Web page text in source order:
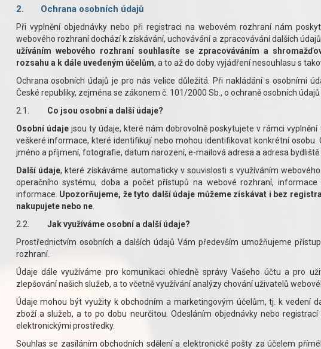
2. Ochrana osobních údajů
Při vyplnění objednávky nebo při registraci na webovém rozhraní nám
webového rozhraní dochází k získávání, uchovávání a zpracovávání dalších
užíváním webového rozhraní souhlasíte se zpracováváním a
rozsahu a k dále uvedeným účelům, a to až do doby vyjádření nesouhlasu s
Ochrana osobních údajů je pro nás velice důležitá. Při nakládání s osobními
České republiky, zejména se zákonem č. 101/2000 Sb., o ochraně osobních údajů
2.1. Co jsou osobní a další údaje?
Osobní údajejsou ty údaje, které nám dobrovolně poskytujete v rámci
veškeré informace, které identifikují nebo mohou identifikovat konkrétní osobu.
jméno a příjmení, fotografie, datum narození, e-mailová adresa a adresa bydliště
Další údaje, které získáváme automaticky v souvislosti s využíváním
operačního systému, doba a počet přístupů na webové rozhraní,
informace. Upozorňujeme, že tyto další údaje můžeme získávat i bez
nakupujete nebo ne.
2.2. Jak využíváme osobní a další údaje?
Prostřednictvím osobních a dalších údajů Vám především umožňujeme
rozhraní.
Údaje dále využíváme pro komunikaci ohledně správy Vašeho účtu a pro
zlepšování našich služeb, a to včetně využívání analýzy chování uživatelů
Údaje mohou být využity k obchodním a marketingovým účelům, tj. k vedení
zboží a služeb, a to po dobu neurčitou. Odesláním objednávky nebo
elektronickými prostředky.
Souhlas se zasíláním obchodních sdělení a elektronické pošty za účelem